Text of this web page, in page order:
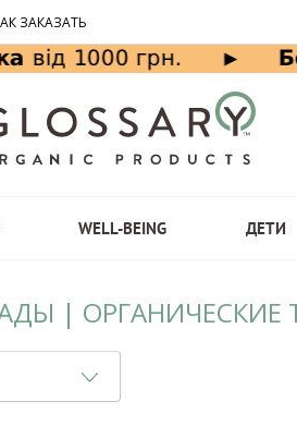
ЗАКАЗАТЬ
WELL-BEING ДЕТИ
| ОРГАНИЧЕСКИЕ